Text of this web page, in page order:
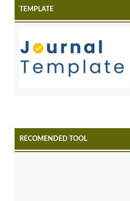
TEMPLATE
RECOMENDED TOOL